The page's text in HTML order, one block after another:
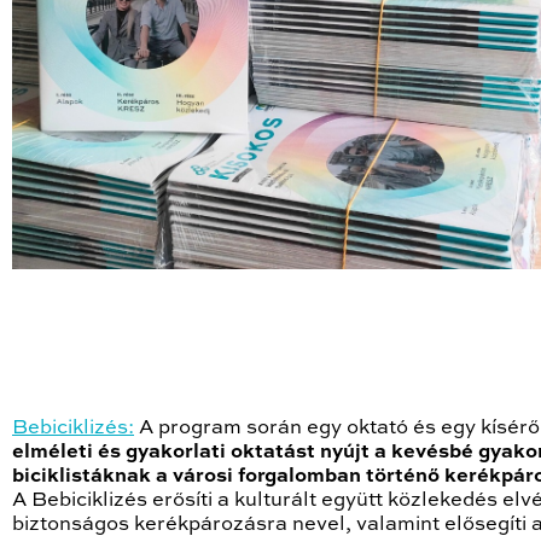
Bebiciklizés: A program során egy oktató és egy kísérő
elméleti és gyakorlati oktatást nyújt a kevésbé
biciklistáknak a városi forgalomban történő
A Bebiciklizés erősíti a kulturált együtt közlekedés
biztonságos kerékpározásra nevel, valamint elősegíti